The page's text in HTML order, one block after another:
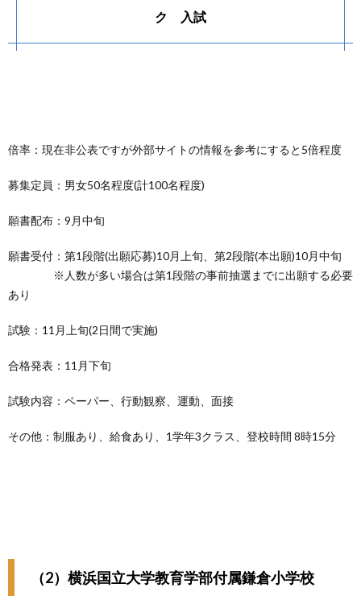
ク 入試
倍率：現在非公表ですが外部サイトの情報を参考にすると5倍程度
募集定員：男女50名程度(計100名程度)
願書配布：9月中旬
願書受付：第1段階(出願応募)10月上旬、第2段階(本出願)10月中旬
※人数が多い場合は第1段階の事前抽選までに出願する必要
あり
試験：11月上旬(2日間で実施)
合格発表：11月下旬
試験内容：ペーパー、行動観察、運動、面接
その他：制服あり、給食あり、1学年3クラス、登校時間 8時15分
（2）横浜国立大学教育学部付属鎌倉小学校